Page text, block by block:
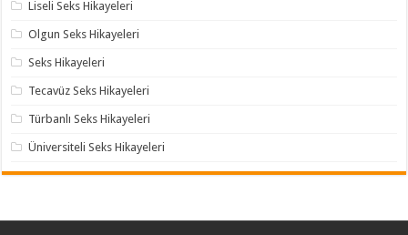
Liseli Seks Hikayeleri
Olgun Seks Hikayeleri
Seks Hikayeleri
Tecavüz Seks Hikayeleri
Türbanlı Seks Hikayeleri
Üniversiteli Seks Hikayeleri